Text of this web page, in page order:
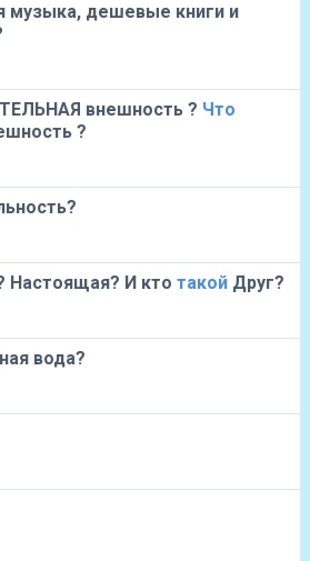
музыка, дешевые книги и
внешность ? Что
?
Настоящая? И кто такой Друг?
вода?